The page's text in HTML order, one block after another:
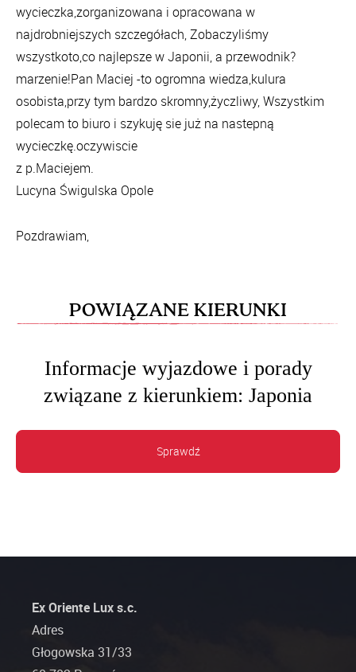
wycieczka,zorganizowana i opracowana w
najdrobniejszych szczegółach, Zobaczyliśmy
wszystkoto,co najlepsze w Japonii, a przewodnik?
marzenie!Pan Maciej -to ogromna wiedza,kulura
osobista,przy tym bardzo skromny,życzliwy, Wszystkim
polecam to biuro i szykuję sie już na nastepną
wycieczkę.oczywiscie
z p.Maciejem.
Lucyna Świgulska Opole
Pozdrawiam,
POWIĄZANE KIERUNKI
Informacje wyjazdowe i porady
związane z kierunkiem: Japonia
Sprawdź
Ex Oriente Lux s.c.
Adres
Głogowska 31/33